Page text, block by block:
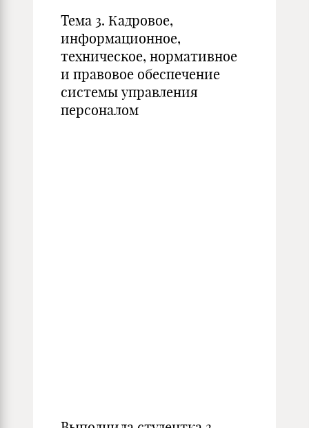
Тема 3. Кадровое,
информационное,
техническое, нормативное
и правовое обеспечение
системы управления
персоналом